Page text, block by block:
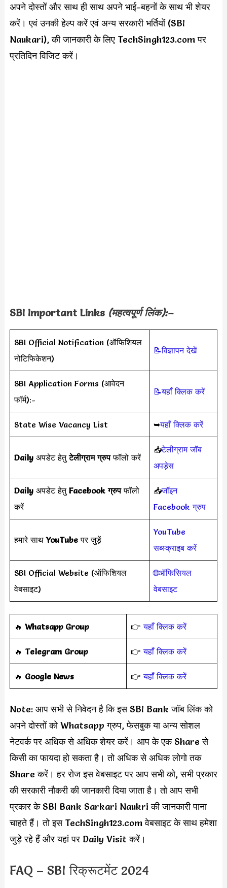
अपने दोस्तों और साथ ही साथ अपने भाई-बहनों के साथ भी शेयर
करें। एवं उनकी हेल्प करें एवं अन्य सरकारी भर्तियों (SBI
Naukari), की जानकारी के लिए TechSingh123.com पर
प्रतिदिन विजिट करें।
SBI Important Links (महत्वपूर्ण लिंक):–
SBI Official Notification (ऑफिशियल
नोटिफिकेशन)
📝विज्ञापन देखें
SBI Application Forms (आवेदन
फॉर्म):-
📝यहाँ क्लिक करें
State Wise Vacancy List ➥यहाँ क्लिक करें
Daily अपडेट हेतुटेलीग्राम ग्रुपफॉलो करें
📥टेलीग्राम जॉब
अपड़ेस
Daily अपडेट हेतुFacebook ग्रुपफॉलो
करें
📥जॉइन
Facebook ग्रुप
हमारे साथYouTubeपर जुड़ें
YouTube
सब्स्क्राइब करें
SBI Official Website (ऑफिशियल
वेबसाइट)
🌐ऑफिसियल
वेबसाइट
‎️‍🔥 Whatsapp Group 👉यहाँ क्लिक करें
‎️‍🔥 Telegram Group 👉यहाँ क्लिक करें
️‍🔥 Google News 👉 यहाँ क्लिक करें
Note: आप सभी से निवेदन है कि इस SBI Bank जॉब लिंक को
अपने दोस्तों को Whatsapp ग्रुप, फेसबुक या अन्य सोशल
नेटवर्क पर अधिक से अधिक शेयर करें। आप के एक Share से
किसी का फायदा हो सकता है। तो अधिक से अधिक लोगो तक
Share करें। हर रोज इस वेबसाइट पर आप सभी को, सभी प्रकार
की सरकारी नौकरी की जानकारी दिया जाता है। तो आप सभी
प्रकार के SBI Bank Sarkari Naukri की जानकारी पाना
चाहते हैं। तो इस TechSingh123.com वेबसाइट के साथ हमेशा
जुड़े रहे हैं और यहां पर Daily Visit करें।
FAQ – SBI रिक्रूटमेंट 2024